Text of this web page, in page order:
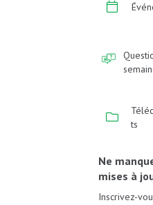
ts
Ne
mises à
Inscrivez-